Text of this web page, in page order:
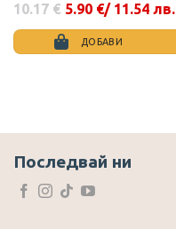
10.17 €
Original
price
10.17 €.
5.90 €
Текущата
цена
5.90 €.
/ 11.54 лв.
ДОБАВИ
variants.
The
may
Последвай ни